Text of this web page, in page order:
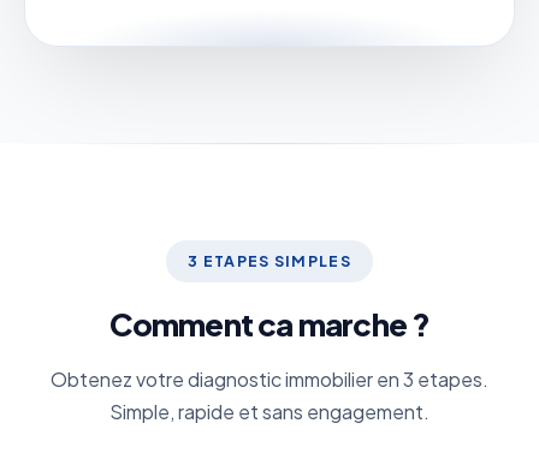
3 ETAPES SIMPLES
Comment ca marche ?
Obtenez votre diagnostic immobilier en 3 etapes.
Simple, rapide et sans engagement.